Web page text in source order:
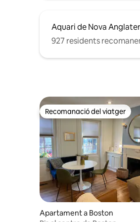
Aquari de Nova
927 residents
Recomanació del viatger
Recomanació del viatger
Apartament a Boston